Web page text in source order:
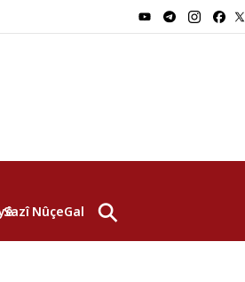
Sazî NûçeGalerî⚲